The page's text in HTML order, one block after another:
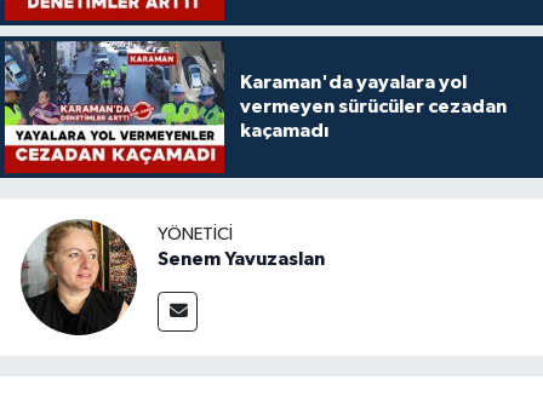
Karaman'da yayalara yol
vermeyen sürücüler cezadan
kaçamadı
YÖNETICI
Senem Yavuzaslan